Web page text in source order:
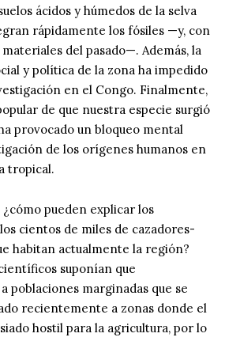
ácidos y húmedos de la selva
rápidamente los fósiles —y, con
del pasado—. Además, la
y política de la zona ha impedido
en el Congo. Finalmente,
de que nuestra especie surgió
provocado un bloqueo mental
de los orígenes humanos en
tropical.
pueden explicar los
cientos de miles de cazadores-
habitan actualmente la región?
suponían que
poblaciones marginadas que se
recientemente a zonas donde el
hostil para la agricultura, por lo